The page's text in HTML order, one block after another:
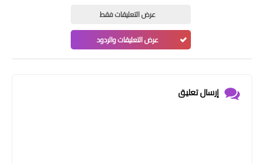
عرض التعليقات فقط
عرض التعليقات والردود
إرسال تعليق